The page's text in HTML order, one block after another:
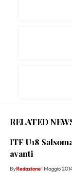
RELATED
ITF U18
avanti
ByRedazione1 Maggio